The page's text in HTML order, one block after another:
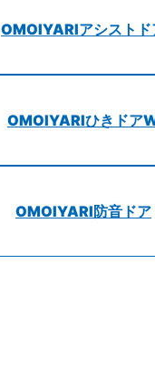
OMOIYARIアシストド
OMOIYARIひきドア
OMOIYARI防音ドア